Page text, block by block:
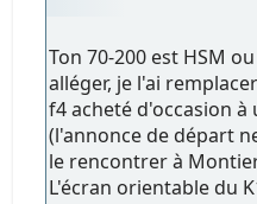
Ton 70-200 est HSM
alléger, je l'ai
f4 acheté d'occasion
(l'annonce de départ
le rencontrer à
L'écran orientable du